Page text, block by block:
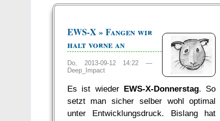
EWS-X » Fangen wir
halt vorne an
Do, 2013-09-12 14:22 —
Deep_Impact
Es ist wieder EWS-X-Donnerstag. So
setzt man sicher selber wohl optimal
unter Entwicklungsdruck. Bislang hat